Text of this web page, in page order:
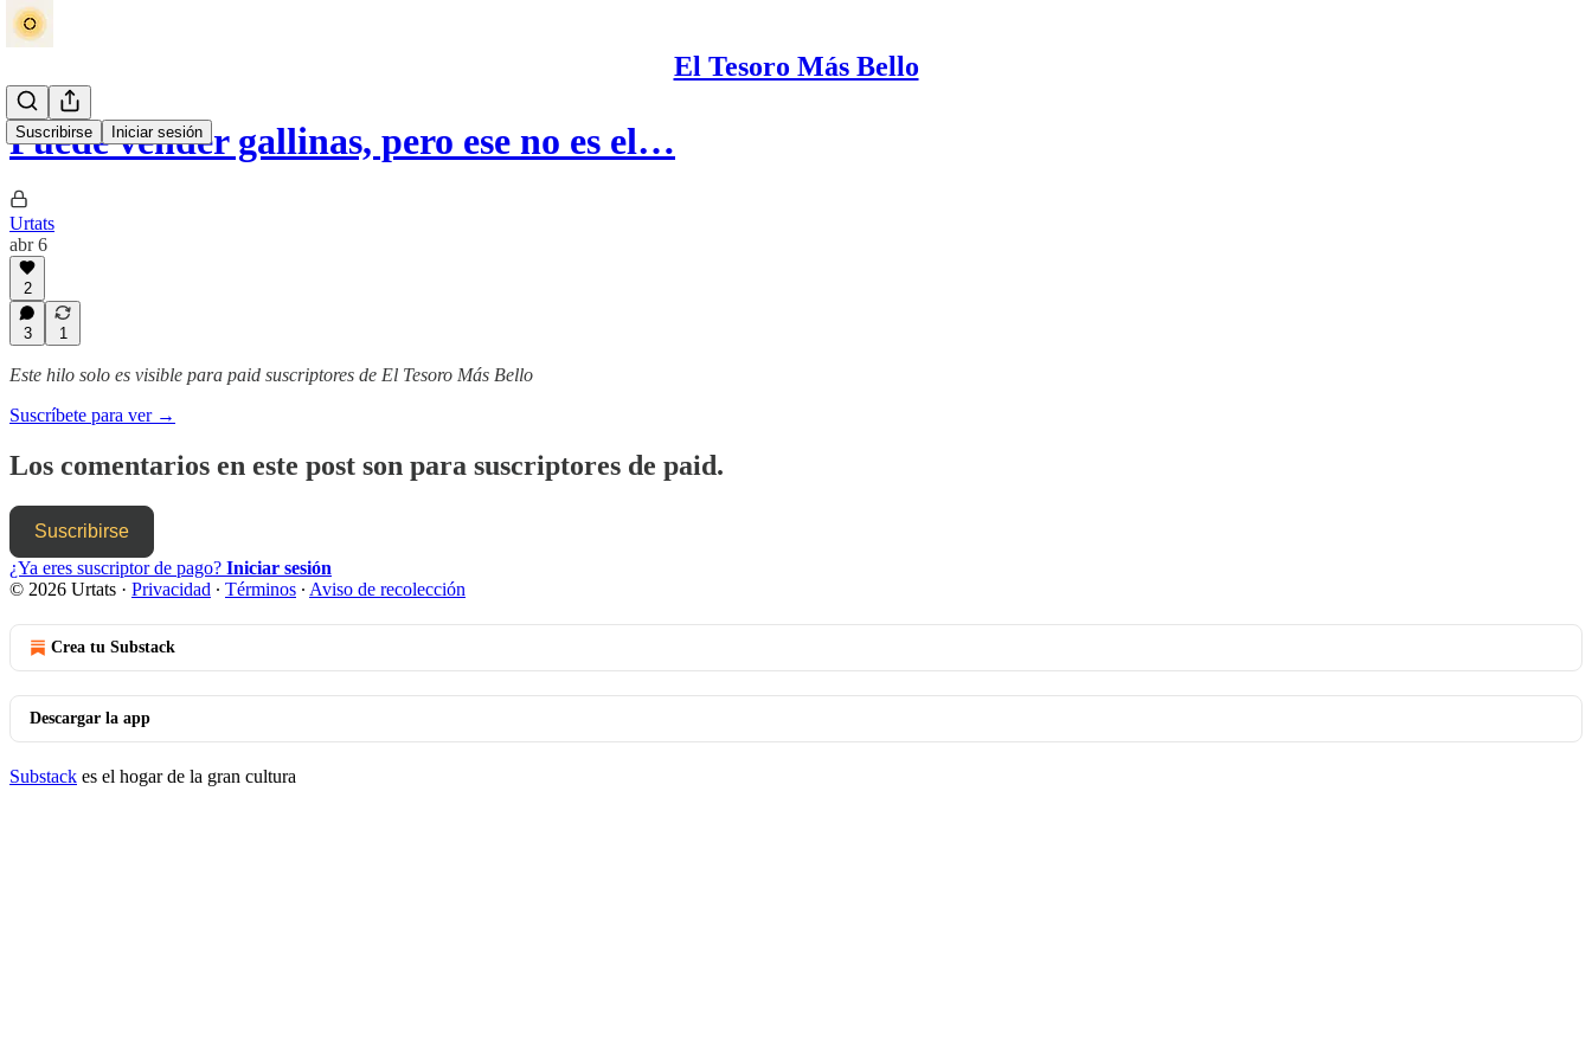
El Tesoro Más Bello
Suscribirse Iniciar sesión
Puede vender gallinas, pero ese no es el…
Urtats
abr 6
2
3 1
Este hilo solo es visible para paid suscriptores de El Tesoro Más Bello
Suscríbete para ver →
Los comentarios en este post son para suscriptores de paid.
Suscribirse
¿Ya eres suscriptor de pago? Iniciar sesión
© 2026 Urtats · Privacidad ∙ Términos ∙ Aviso de recolección
Crea tu Substack
Descargar la app
Substack es el hogar de la gran cultura